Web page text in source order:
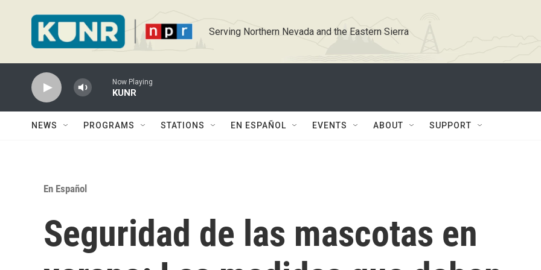
Serving Northern Nevada and the Eastern Sierra
Now Playing
KUNR
NEWS PROGRAMS STATIONS EN ESPAÑOL EVENTS ABOUT SUPPORT
En Español
Seguridad de las mascotas en